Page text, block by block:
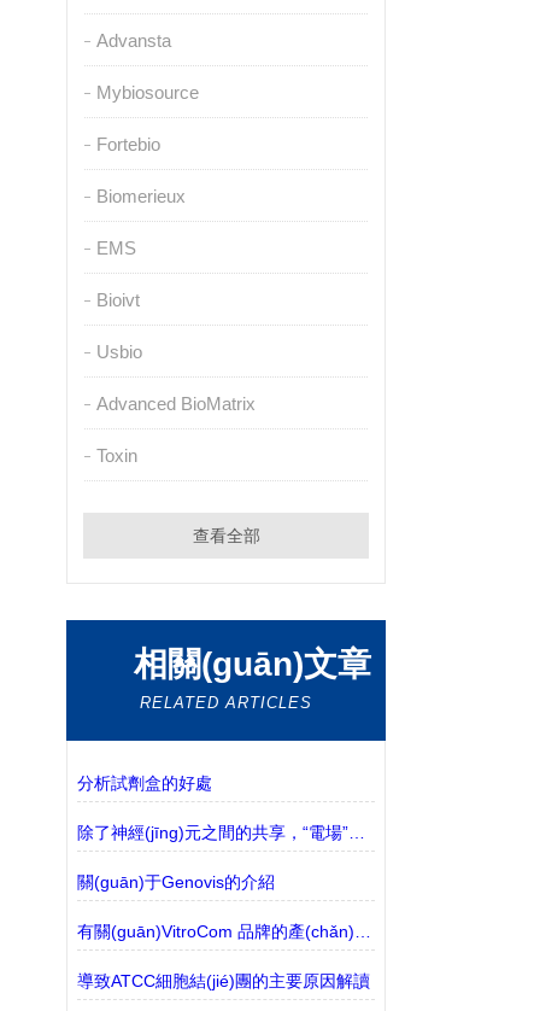
Advansta
Mybiosource
Fortebio
Biomerieux
EMS
Bioivt
Usbio
Advanced BioMatrix
Toxin
查看全部
相關(guān)文章
RELATED ARTICLES
分析試劑盒的好處
除了神經(jīng)元之間的共享，“電場”也影響了大腦的回路
關(guān)于Genovis的介紹
導致ATCC細胞結(jié)團的主要原因解讀